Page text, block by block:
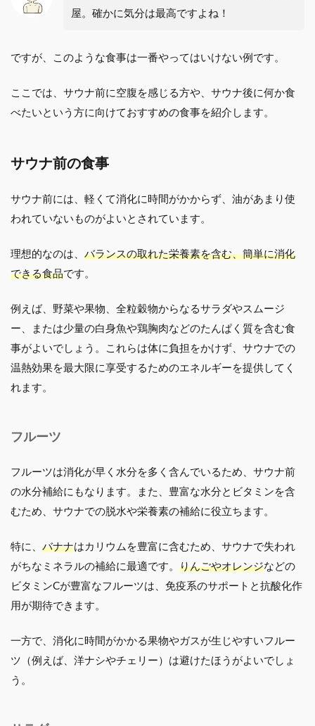
屋。確かに気分は最高ですよね！
ですが、このような食事は一番やってはいけない例です。
ここでは、サウナ前に空腹を感じる方や、サウナ後に何か食
べたいという方に向けておすすめの食事を紹介します。
サウナ前の食事
サウナ前には、軽くて消化に時間がかからず、油があまり使
われていないものがよいとされています。
理想的なのは、 バランスの取れた栄養素を含む、簡単に消化
できる食品です。
例えば、野菜や果物、全粒穀物からなるサラダやスムージ
ー、または少量の白身魚や鶏胸肉などのたんぱく質を含む食
事がよいでしょう。これらは体に負担をかけず、サウナでの
温熱効果を最大限に享受するためのエネルギーを提供してく
れます。
フルーツ
フルーツは消化が早く水分を多く含んでいるため、サウナ前
の水分補給にもなります。また、豊富な水分とビタミンを含
むため、サウナでの脱水や栄養素の補給に役立ちます。
特に、 バナナはカリウムを豊富に含むため、サウナで失われ
がちなミネラルの補給に最適です。 りんごやオレンジなどの
ビタミンCが豊富なフルーツは、免疫系のサポートと抗酸化作
用が期待できます。
一方で、消化に時間がかかる果物やガスが生じやすいフルー
ツ（例えば、洋ナシやチェリー）は避けたほうがよいでしょ
う。